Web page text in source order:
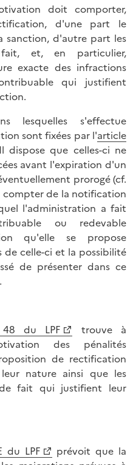
doit comporter,
d'une part le
sanction, d'autre part les
et, en particulier,
exacte des infractions
qui justifient
lesquelles s'effectue
sont fixées par l'article
dispose que celles-ci ne
avant l'expiration d'un
prorogé (cf.
compter de la notification
l'administration a fait
ou redevable
qu'elle se propose
celle-ci et la possibilité
de présenter dans ce
du LPF
trouve à
des pénalités
de rectification
nature ainsi que les
fait qui justifient leur
du LPF
prévoit que la